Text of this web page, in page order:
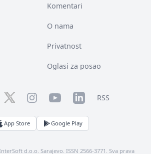
Komentari
O nama
Privatnost
Oglasi za posao
TwitterInstagramYouTubeLinkedInRSS
App Store Google Play
d.o.o. Sarajevo. ISSN 2566-3771. Sva prava